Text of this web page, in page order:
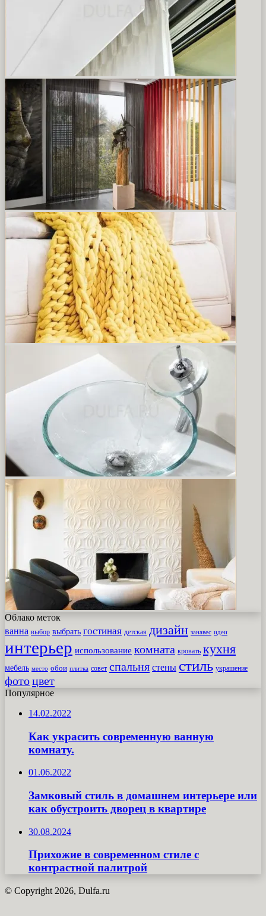
Облако меток
ванна выбор выбрать гостиная детская дизайн занавес идеи
интерьер использование комната кровать кухня
мебель место обои плитка совет спальня стены стиль украшение
фотоцвет
Популярное
14.02.2022
Как украсить современную ванную
комнату.
01.06.2022
Замковый стиль в домашнем интерьере или
как обустроить дворец в квартире
30.08.2024
Прихожие в современном стиле с
контрастной палитрой
© Copyright 2026, Dulfa.ru